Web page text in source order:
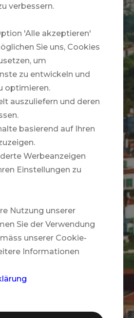
verbessern.
'Alle akzeptieren'
Sie uns, Cookies
um
zu entwickeln und
optimieren.
auszuliefern und deren
basierend auf Ihren
Werbeanzeigen
Einstellungen zu
Nutzung unserer
Sie der Verwendung
unserer Cookie-
Informationen